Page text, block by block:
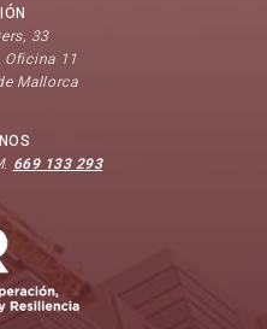
33
Oficina 11
Mallorca
669 133 293